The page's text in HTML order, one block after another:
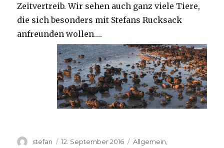
Zeitvertreib. Wir sehen auch ganz viele Tiere,
die sich besonders mit Stefans Rucksack
anfreunden wollen….
Autor
stefan
Veröffentlicht
12. September 2016 Kategorien
Allgemein